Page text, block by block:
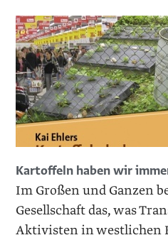
Kartoffeln haben wir
Im Großen und Ganzen
Gesellschaft das, was
Aktivisten in westlichen